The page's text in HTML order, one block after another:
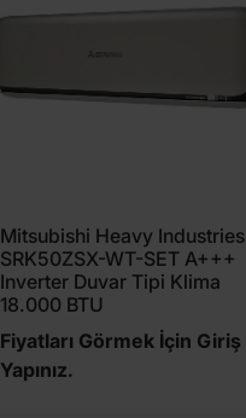
Mitsubishi Heavy Industries
SRK50ZSX-WT-SET A+++
Inverter Duvar Tipi Klima
18.000 BTU
Fiyatları Görmek İçin Giriş
Yapınız.